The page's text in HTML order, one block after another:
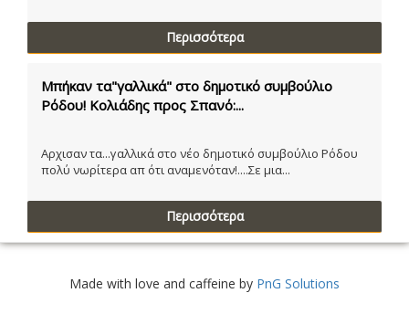
Περισσότερα
Μπήκαν τα"γαλλικά" στο δημοτικό συμβούλιο
Ρόδου! Κολιάδης προς Σπανό:...
Αρχισαν τα...γαλλικά στο νέο δημοτικό συμβούλιο Ρόδου
πολύ νωρίτερα απ ότι αναμενόταν!....Σε μια...
Περισσότερα
Made with love and caffeine by PnG Solutions